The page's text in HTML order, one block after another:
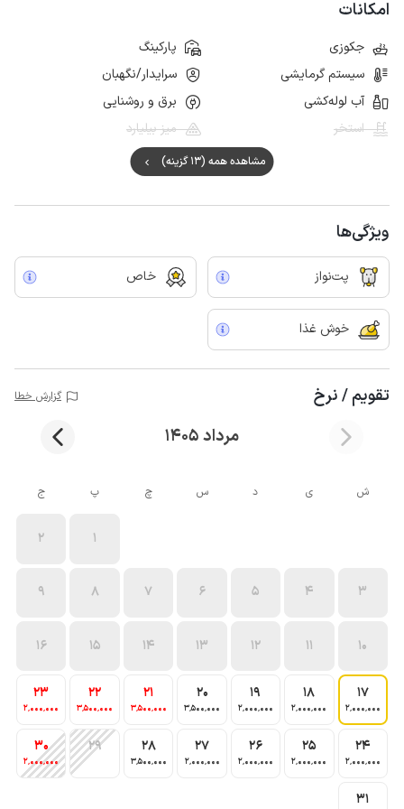
امکانات
جکوزی
پارکینگ
سیستم گرمایشی
سرایدار/نگهبان
آب لوله‌کشی
برق و روشنایی
استخر
میز بیلیارد
مشاهده همه (13 گزینه)
ویژگی‌ها
پت‌نواز خاص
خوش غذا
تقویم / نرخ گزارش خطا
مرداد 1405
ش ی د س چ پ ج
1
2
3
4
5
6
7
8
9
10
11
12
13
14
15
16
17
2٬000٬000
18
2٬000٬000
19
2٬000٬000
20
3٬500٬000
21
3٬500٬000
22
3٬500٬000
23
2٬000٬000
24
2٬000٬000
25
2٬000٬000
26
2٬000٬000
27
2٬000٬000
28
3٬500٬000
29
30
2٬000٬000
31